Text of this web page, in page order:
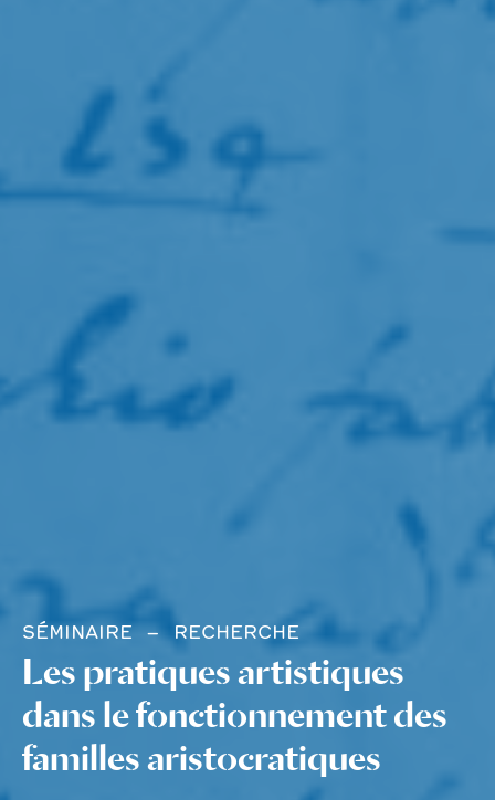
SÉMINAIRE RECHERCHE
Les pratiques artistiques
dans le fonctionnement des
familles aristocratiques